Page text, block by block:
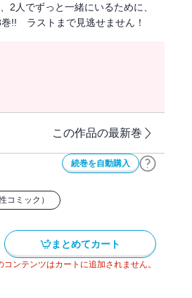
人でずっと一緒にいるために、
!! ラストまで見逃せません！
この作品の最新巻
続巻を自動購入
コミック）
まとめてカート
ンテンツはカートに追加されません。